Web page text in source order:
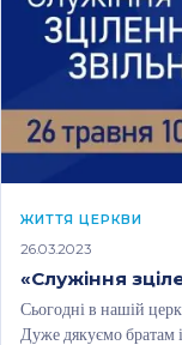
ЖИТТЯ ЦЕРКВИ
26.03.2023
«Служіння
Сьогодні в нашій
Дуже дякуємо братам